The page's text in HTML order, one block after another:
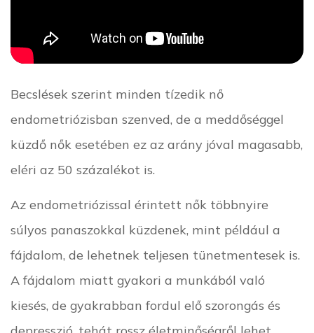
Becslések szerint minden tízedik nő
endometriózisban szenved, de a meddőséggel
küzdő nők esetében ez az arány jóval magasabb,
eléri az 50 százalékot is.
Az endometriózissal érintett nők többnyire
súlyos panaszokkal küzdenek, mint például a
fájdalom, de lehetnek teljesen tünetmentesek is.
A fájdalom miatt gyakori a munkából való
kiesés, de gyakrabban fordul elő szorongás és